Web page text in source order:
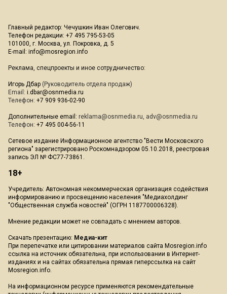
Главный редактор: Чечушкин Иван Олегович.
Телефон редакции: +7 495 795-53-05
101000, г. Москва, ул. Покровка, д. 5
E-mail: info@mosregion.info
Реклама, спецпроекты и иное сотрудничество:
Игорь Дбар (Руководитель отдела продаж)
Email: i.dbar@osnmedia.ru
Телефон: +7 909 936-02-90
Дополнительные email: reklama@osnmedia.ru, adv@osnmedia.ru
Телефон: +7 495 004-56-11
Сетевое издание Информационное агентство "Вести Московского
региона" зарегистрировано Роскомнадзором 05.10.2018, реестровая
запись ЭЛ № ФС77-73861.
18+
Учредитель: Автономная некоммерческая организация содействия
информированию и просвещению населения "Медиахолдинг
"Общественная служба новостей" (ОГРН 1187700006328).
Мнение редакции может не совпадать с мнением авторов.
Скачать презентацию: Медиа-кит
При перепечатке или цитировании материалов сайта Mosregion.info
ссылка на источник обязательна, при использовании в Интернет-
изданиях и на сайтах обязательна прямая гиперссылка на сайт
Mosregion.info.
На информационном ресурсе применяются рекомендательные